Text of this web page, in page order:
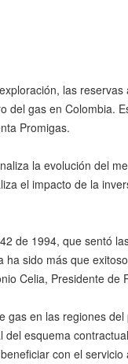
las
gas en Colombia.
Promigas.
la evolución del
el impacto de la
de 1994, que sentó
sido más que
Celia, Presidente de
en las regiones
esquema
con el